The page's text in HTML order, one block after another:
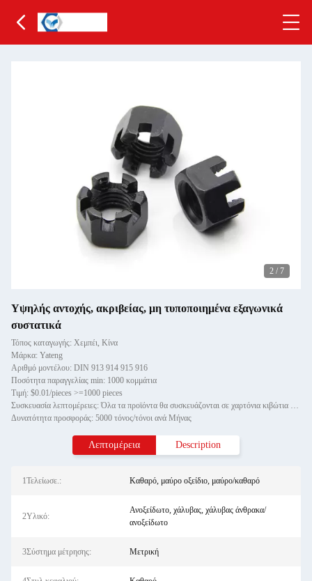
2 / 7
Υψηλής αντοχής, ακριβείας, μη τυποποιημένα εξαγωνικά
συστατικά
Τόπος καταγωγής: Χεμπέι, Κίνα
Μάρκα: Yateng
Αριθμό μοντέλου: DIN 913 914 915 916
Ποσότητα παραγγελίας min: 1000 κομμάτια
Τιμή: $0.01/pieces >=1000 pieces
Συσκευασία λεπτομέρειες: Όλα τα προϊόντα θα συσκευάζονται σε χαρτόνια κιβώτια και στη συνέχεια θα παίζονται σε ξύλινες παλέτε
Δυνατότητα προσφοράς: 5000 τόνος/τόνοι ανά Μήνας
Λεπτομέρεια Description
1Τελείωσε.: Καθαρό, μαύρο οξείδιο, μαύρο/καθαρό
2Υλικό:
Ανοξείδωτο, χάλυβας, χάλυβας άνθρακα/
ανοξείδωτο
3Σύστημα μέτρησης: Μετρική